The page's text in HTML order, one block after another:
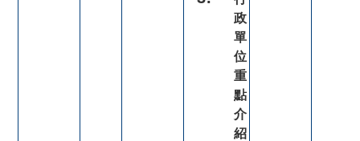
政
單
位
重
點
介
紹